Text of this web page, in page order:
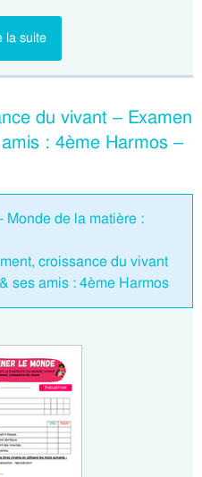
la suite
du vivant – Examen
: 4ème Harmos –
Monde de la matière :
croissance du vivant
ses amis : 4ème Harmos